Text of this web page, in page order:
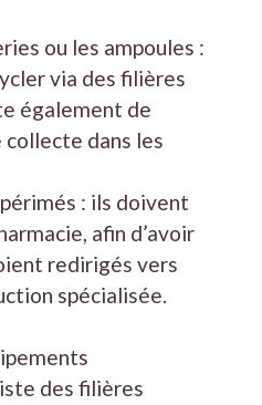
ou les ampoules :
via des filières
également de
dans les
: ils doivent
afin d’avoir
redirigés vers
spécialisée.
des filières